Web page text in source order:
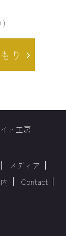
)
り
ト工房
メディア
Contact